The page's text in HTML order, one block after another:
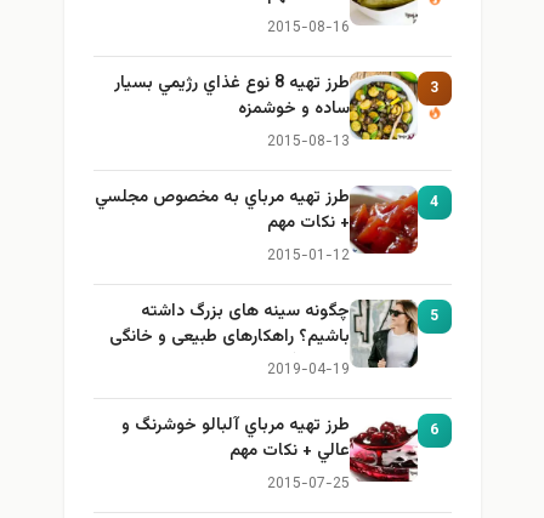
2015-08-16
3
طرز تهيه 8 نوع غذاي رژيمي بسيار
ساده و خوشمزه
2015-08-13
4
طرز تهيه مرباي به مخصوص مجلسي
+ نكات مهم
2015-01-12
5
چگونه سینه های بزرگ داشته
باشیم؟ راهکارهای طبیعی و خانگی
برای بزرگ کردن سینه
2019-04-19
6
طرز تهيه مرباي آلبالو خوشرنگ و
عالي + نكات مهم
2015-07-25